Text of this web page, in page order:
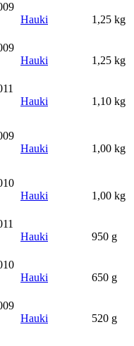
Hauki 1,25 kg
Hauki 1,25 kg
Hauki 1,10 kg
Hauki 1,00 kg
Hauki 1,00 kg
Hauki 950 g
Hauki 650 g
Hauki 520 g